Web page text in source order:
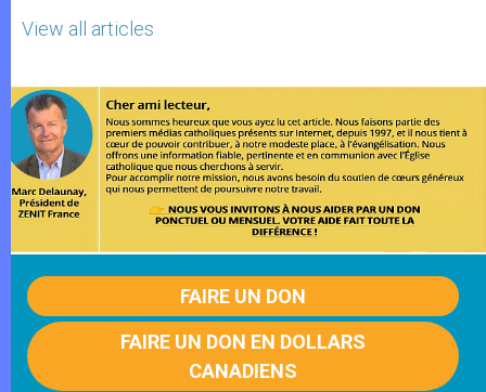
View all articles
FAIRE UN DON
FAIRE UN DON EN DOLLARS
CANADIENS